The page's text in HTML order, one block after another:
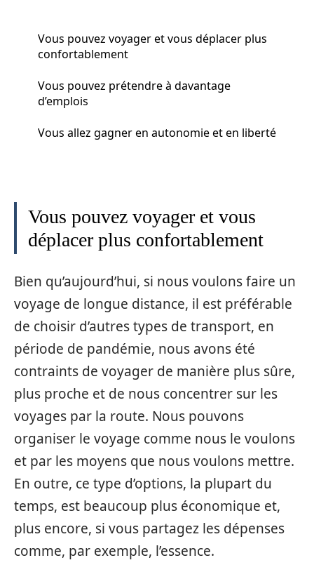
Vous pouvez voyager et vous déplacer plus
confortablement
Vous pouvez prétendre à davantage
d’emplois
Vous allez gagner en autonomie et en liberté
Vous pouvez voyager et vous
déplacer plus confortablement
Bien qu’aujourd’hui, si nous voulons faire un
voyage de longue distance, il est préférable
de choisir d’autres types de transport, en
période de pandémie, nous avons été
contraints de voyager de manière plus sûre,
plus proche et de nous concentrer sur les
voyages par la route. Nous pouvons
organiser le voyage comme nous le voulons
et par les moyens que nous voulons mettre.
En outre, ce type d’options, la plupart du
temps, est beaucoup plus économique et,
plus encore, si vous partagez les dépenses
comme, par exemple, l’essence.